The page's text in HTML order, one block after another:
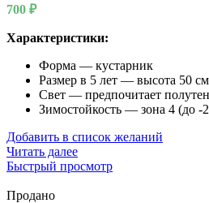
700 ₽
Характеристики:
Форма — кустарник
Размер в 5 лет — высота 50
Свет — предпочитает
Зимостойкость — зона 4 (до -
Добавить в список желаний
Читать далее
Быстрый просмотр
Продано